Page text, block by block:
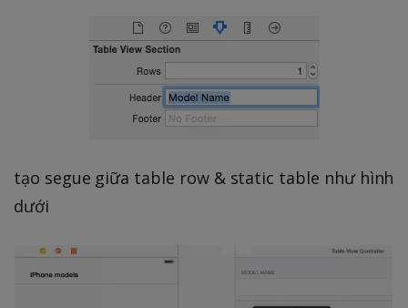
tạo segue giữa table row & static table như hình
dưới